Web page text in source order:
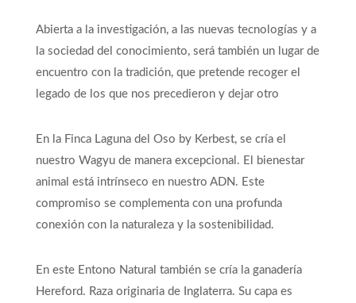
Abierta a la investigación, a las nuevas tecnologías y a
la sociedad del conocimiento, será también un lugar de
encuentro con la tradición, que pretende recoger el
legado de los que nos precedieron y dejar otro
En la Finca Laguna del Oso by Kerbest, se cría el
nuestro Wagyu de manera excepcional. El bienestar
animal está intrínseco en nuestro ADN. Este
compromiso se complementa con una profunda
conexión con la naturaleza y la sostenibilidad.
En este Entono Natural también se cría la ganadería
Hereford. Raza originaria de Inglaterra. Su capa es